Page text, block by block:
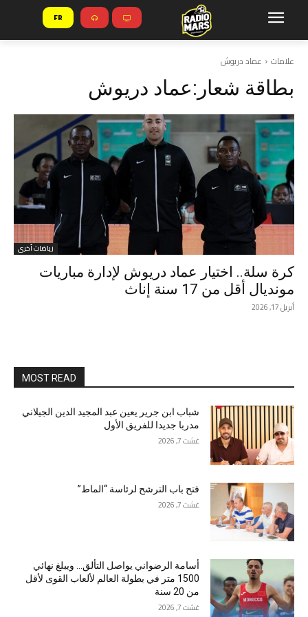
FR
علامات عماد دريوش
بطاقة شعار:عماد دريوش
رياضات أخرى
كرة سلة.. اختيار عماد دريوش لإدارة مباريات
مونديال أقل من 17 سنة إناث
أبريل 17, 2026
MOST READ
شباب ابن جرير يعين عبد المجيد الدين الجيلاني
مدربا جديدا للفريق الأول
غشت 7, 2026
فتح باب الترشح لرئاسة “الماط”
غشت 7, 2026
أسامة الرضواني يواصل التألق… ويبلغ نهائي
1500 متر في بطولة العالم لألعاب القوى لأقل
من 20 سنة
غشت 7, 2026